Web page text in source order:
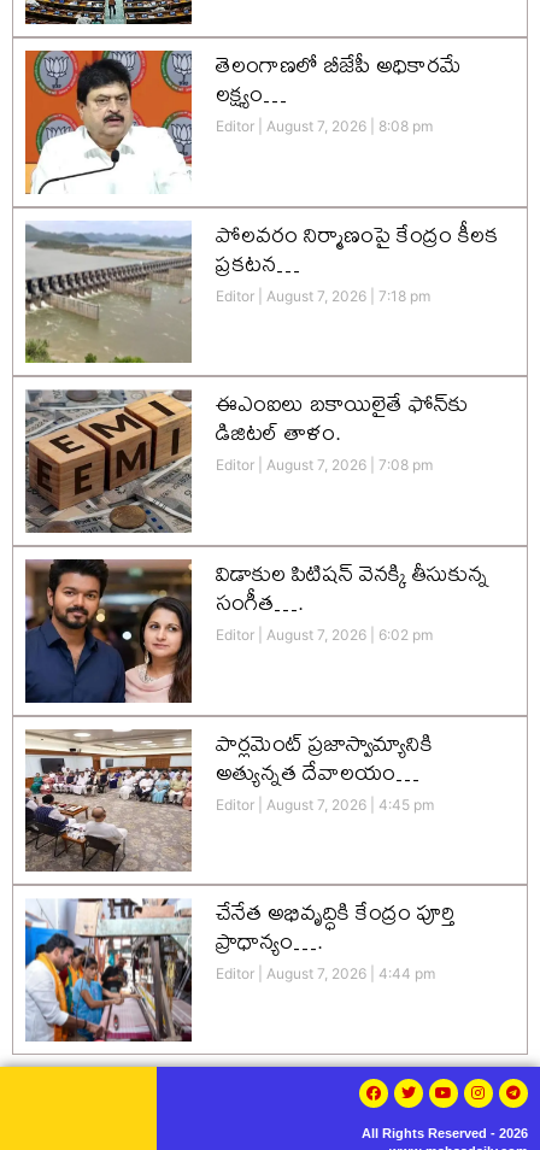
తెలంగాణలో బీజేపీ అధికారమే
లక్ష్యం…
Editor August 7, 2026 8:08 pm
పోలవరం నిర్మాణంపై కేంద్రం కీలక
ప్రకటన…
Editor August 7, 2026 7:18 pm
ఈఎంఐలు బకాయిలైతే ఫోన్‌కు
డిజిటల్ తాళం.
Editor August 7, 2026 7:08 pm
విడాకుల పిటిషన్ వెనక్కి తీసుకున్న
సంగీత….
Editor August 7, 2026 6:02 pm
పార్లమెంట్ ప్రజాస్వామ్యానికి
అత్యున్నత దేవాలయం…
Editor August 7, 2026 4:45 pm
చేనేత అభివృద్ధికి కేంద్రం పూర్తి
ప్రాధాన్యం….
Editor August 7, 2026 4:44 pm
All Rights Reserved - 2026